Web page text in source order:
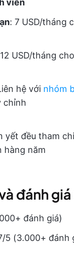
viễn
: 7 USD/tháng
USD/tháng
hệ với nhóm
chỉnh
yết đều tham
hàng năm
đánh
đánh giá)
5 (3.000+ đánh